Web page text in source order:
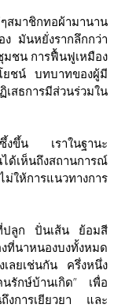
ๆสมาชิกทอผ้ามานาน
ง มันหยั่งรากลึกกว่า
มชน การฟื้นฟูเหมือง
ยชน์ บทบาทของผู้มี
สธการมีส่วนร่วมใน
ซึ้งขึ้น เราในฐานะ
ด้เห็นถึงสถานการณ์
ให้การแนวทางการ
ปลูก ปั่นเส้น ย้อมสี
นาหนองบงทั้งหมด
ลยเช่นกัน ครึ่งหนึ่ง
รักษ์บ้านเกิด” เพื่อ
การเยียวยา และ